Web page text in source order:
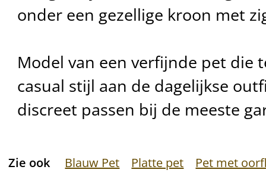
onder een gezellige kroon met
Model van een verfijnde pet die
casual stijl aan de dagelijkse
discreet passen bij de meeste
Zie ook Blauw Pet Platte pet Pet met